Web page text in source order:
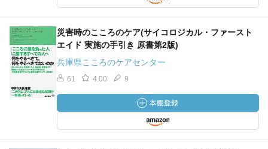
災害時のこころのケア(サイコロジカル・ファースト
エイド 実施の手引き 原書第2版)
兵庫県こころのケアセンター
61 4.00 9